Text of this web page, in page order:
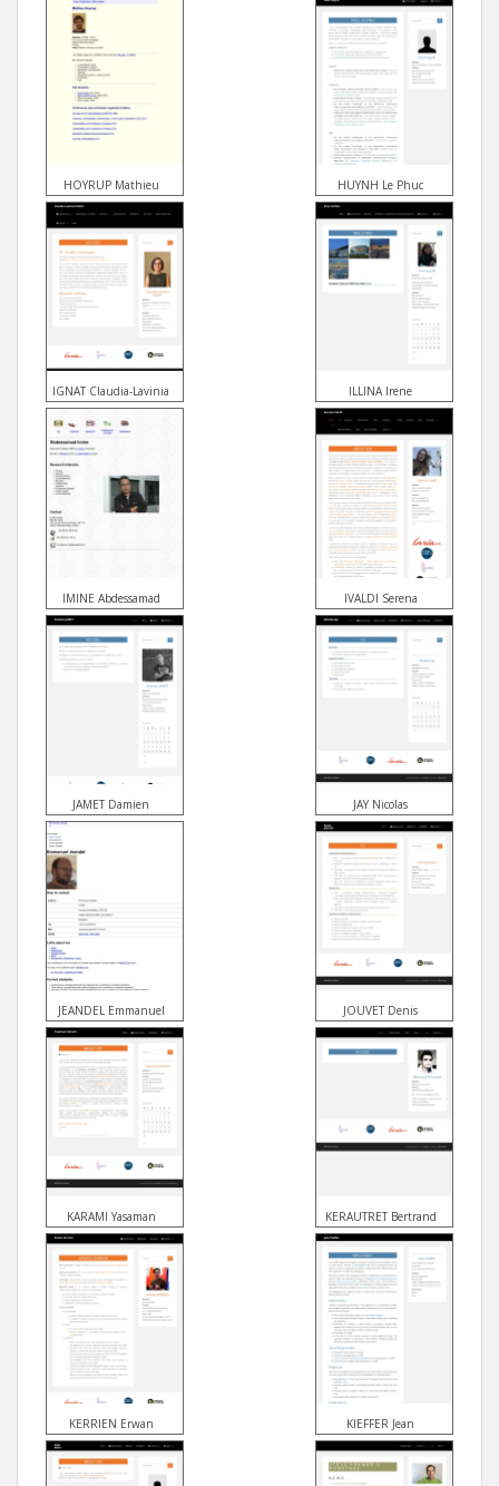
HOYRUP Mathieu HUYNH Le Phuc
IGNAT Claudia-Lavinia ILLINA Irene
IMINE Abdessamad IVALDI Serena
JAMET Damien JAY Nicolas
JEANDEL Emmanuel JOUVET Denis
KARAMI Yasaman KERAUTRET Bertrand
KERRIEN Erwan KIEFFER Jean